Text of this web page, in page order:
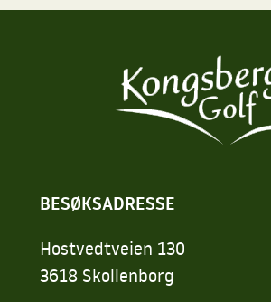
BESØKSADRESSE
Hostvedtveien 130
3618 Skollenborg